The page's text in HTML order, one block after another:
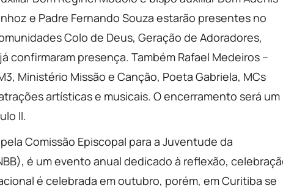
e Padre Fernando Souza estarão presentes no
Colo de Deus, Geração de Adoradores,
confirmaram presença. Também Rafael Medeiros –
Ministério Missão e Canção, Poeta Gabriela, MCs
artísticas e musicais. O encerramento será um
II.
Comissão Episcopal para a Juventude da
é um evento anual dedicado à reflexão,
é celebrada em outubro, porém, em Curitiba se